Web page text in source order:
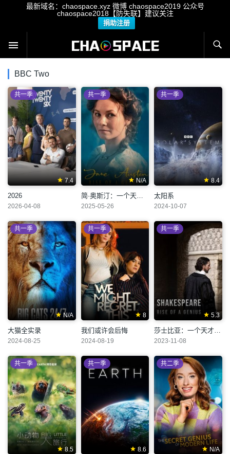
最新域名：chaospace.xyz 微博 chaospace2019 公众号
chaospace2018【防失联】建议关注
捐助注册
BBC Two
7.4
共一季
2026
2026-04-08
N/A
共一季
简·奥斯汀：一个天才的崛起
2025-05-26
8.4
共一季
太阳系
2024-10-07
N/A
共一季
大猫全实录
2024-08-25
8
共一季
我们或许会后悔
2024-08-19
5.3
共一季
2023-11-08
8.5
共一季
8.6
共一季
N/A
共二季